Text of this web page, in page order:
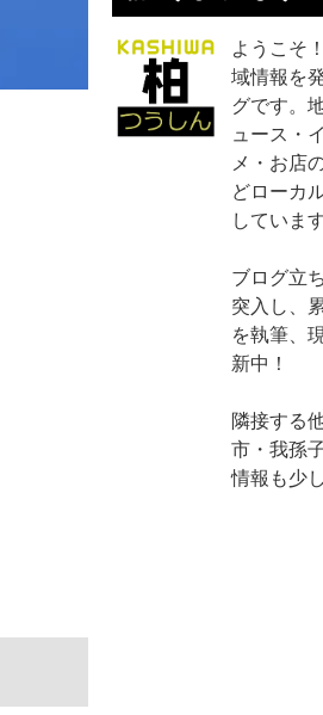
ようこそ
域情報を
グです。
ュース・
メ・お店
どローカ
しています
ブログ立
突入し、
を執筆、
新中！
隣接する
市・我孫
情報も少